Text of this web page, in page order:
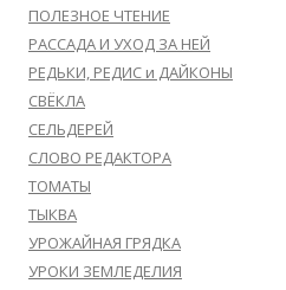
ПОЛЕЗНОЕ ЧТЕНИЕ
РАССАДА И УХОД ЗА НЕЙ
РЕДЬКИ, РЕДИС и ДАЙКОНЫ
СВЁКЛА
СЕЛЬДЕРЕЙ
СЛОВО РЕДАКТОРА
ТОМАТЫ
ТЫКВА
УРОЖАЙНАЯ ГРЯДКА
УРОКИ ЗЕМЛЕДЕЛИЯ